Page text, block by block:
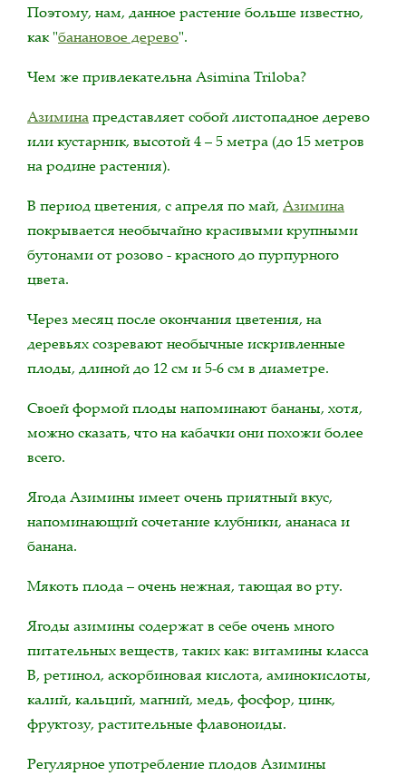
Поэтому, нам, данное растение больше известно,
как "банановое дерево".
Чем же привлекательна Asimina Triloba?
Азиминапредставляет собой листопадное дерево
или кустарник, высотой 4 – 5 метра (до 15 метров
на родине растения).
В период цветения, с апреля по май, Азимина
покрывается необычайно красивыми крупными
бутонами от розово - красного до пурпурного
цвета.
Через месяц после окончания цветения, на
деревьях созревают необычные искривленные
плоды, длиной до 12 см и 5-6 см в диаметре.
Своей формой плоды напоминают бананы, хотя,
можно сказать, что на кабачки они похожи более
всего.
Ягода Азимины имеет очень приятный вкус,
напоминающий сочетание клубники, ананаса и
банана.
Мякоть плода – очень нежная, тающая во рту.
Ягоды азимины содержат в себе очень много
питательных веществ, таких как: витамины класса
В, ретинол, аскорбиновая кислота, аминокислоты,
калий, кальций, магний, медь, фосфор, цинк,
фруктозу, растительные флавоноиды.
Регулярное употребление плодов Азимины